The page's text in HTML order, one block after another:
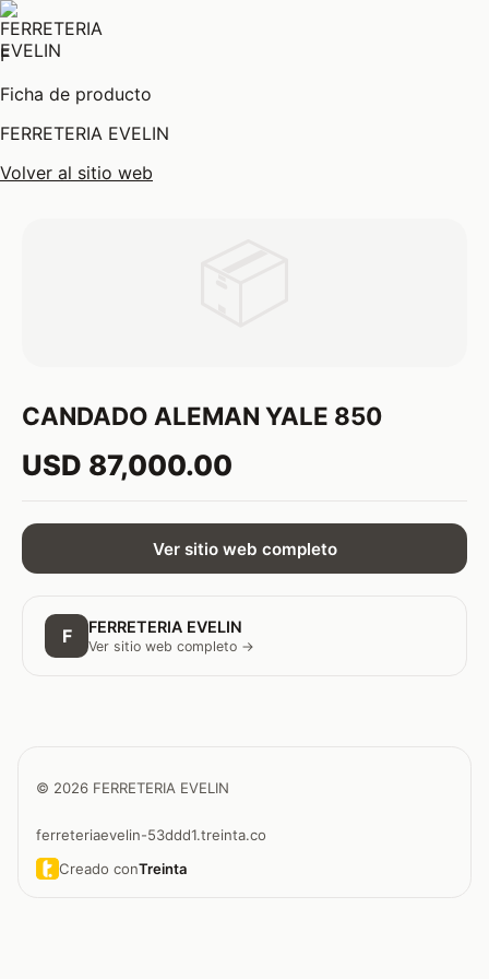
F
Ficha de producto
FERRETERIA EVELIN
Volver al sitio web
CANDADO ALEMAN YALE 850
USD 87,000.00
Ver sitio web completo
F FERRETERIA EVELIN
Ver sitio web completo →
© 2026 FERRETERIA EVELIN
ferreteriaevelin-53ddd1.treinta.co
Creado conTreinta